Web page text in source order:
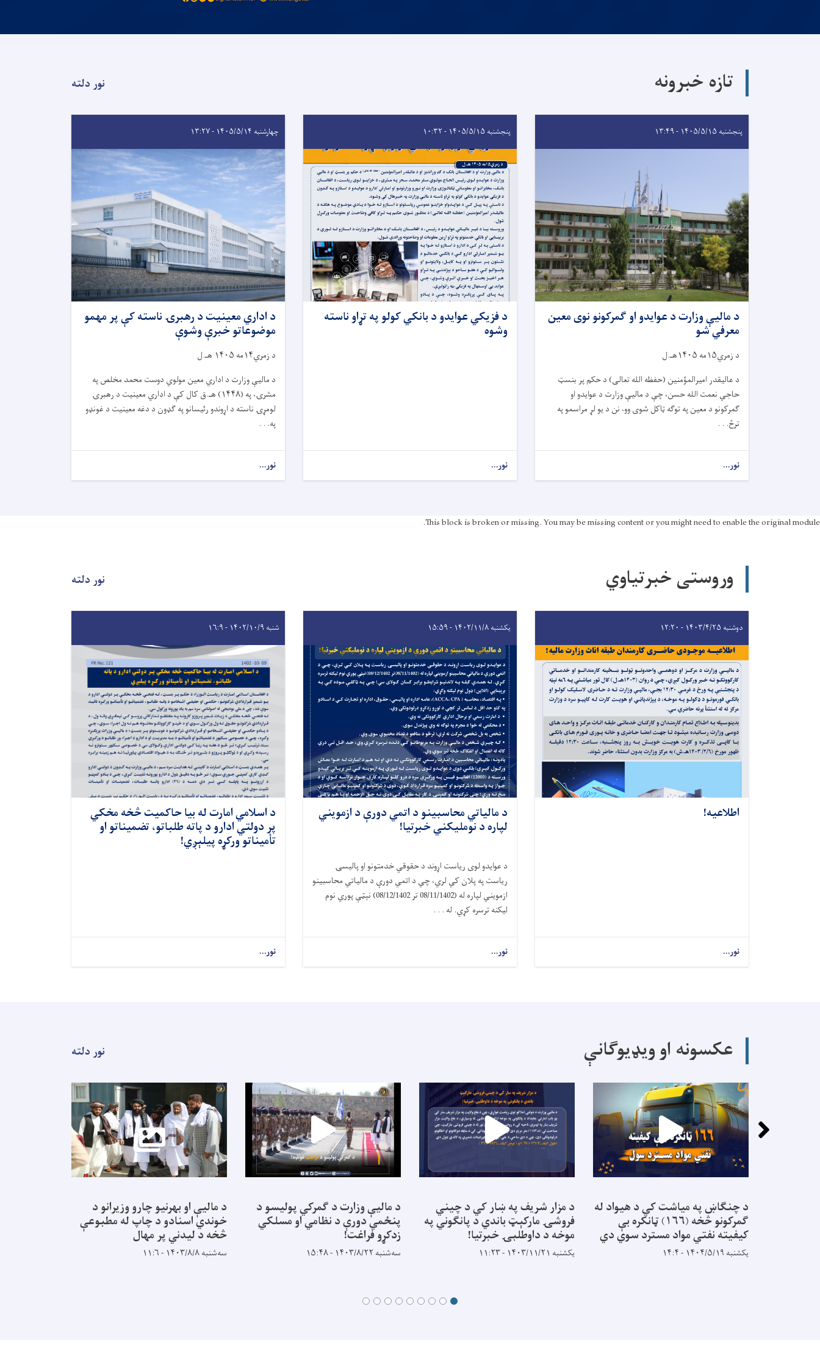
تازه خبرونه نور دلته
پنجشنبه ۱۴۰۵/۵/۱۵ - ۱۳:۴۹
د مالیې وزارت د عوایدو او ګمرکونو نوی معین
معرفي شو
د زمري۱۵مه ۱۴۰۵هـ.ل
د عالیقدر امیرالمؤمنین (حفظه الله تعالی) د حکم پر بنسټ
حاجي نعمت الله حسن، چې د مالیې وزارت د عوایدو او
ګمرکونو د معین په توګه ټاکل شوی وو، نن د یو لړ مراسمو په
ترڅ. . .
نور...
پنجشنبه ۱۴۰۵/۵/۱۵ - ۱۰:۳۲
د فزیکي عوایدو د بانکي کولو په تړاو ناسته
وشوه
نور...
چهارشنبه ۱۴۰۵/۵/۱۴ - ۱۳:۲۷
د اداري معینیت د رهبرۍ ناسته کې پر مهمو
موضوعاتو خبرې وشوې
د زمري۱۴مه ۱۴۰۵ هـ.ل
د مالیې وزارت د اداري معین مولوي دوست محمد مخلص په
مشرۍ، په (۱۴۴۸) هـ.ق کال کې د اداري معینیت د رهبرۍ
لومړۍ ناسته د اړوندو رئیسانو په ګډون د دغه معینیت د غونډو
په. . .
نور...
This block is broken or missing. You may be missing content or you might need to enable the original module.
وروستی خبرتیاوي نور دلته
دوشنبه ۱۴۰۳/۴/۲۵ - ۱۲:۲۰
اطلاعیه!
نور...
یکشنبه ۱۴۰۲/۱۱/۸ - ۱۵:۵۹
د مالياتي محاسبينو د اتمي دورې د ازمويني
لپاره د نومليکني خبرتیا!
د عوایدو لوی ریاست اړوند د حقوقي خدمتونو او پالیسۍ
ریاست په پلان کي لري، چي د اتمي دورې د مالیاتي محاسبینو
ازمویني لپاره له (08/11/1402 تر 08/12/1402) نېټې پوري نوم
لیکنه ترسره کړي. له . . .
نور...
شنبه ۱۴۰۲/۱۰/۹ - ۱۶:۹
د اسلامي امارت له بیا حاکمیت څخه مخکي
پر دولتي ادارو د پاته طلباتو، تضمیناتو او
تأمیناتو ورکړه پیلېږي!
نور...
عکسونه او ویډیوګانې نور دلته
د چنگاښ په میاشت کي د هیواد له
ګمرکونو څخه (۱۶۶) ټانکره بې
کیفیته نفتي مواد مسترد سوي دي
یکشنبه ۱۴۰۴/۵/۱۹ - ۱۴:۴
د مزار شریف په ښار کي د چیني
فروشۍ مارکېټ باندي د پانګوني په
موخه د داوطلبۍ خبرتیا!
یکشنبه ۱۴۰۳/۱۱/۲۱ - ۱۱:۲۳
د مالیې وزارت د ګمرکي پولیسو د
پنځمي دورې د نظامي او مسلکي
زدکړو فراغت!
سه‌شنبه ۱۴۰۳/۸/۲۲ - ۱۵:۴۸
د مالیې او بهرنیو چارو وزیرانو د
خوندي اسنادو د چاپ له مطبوعې
څخه د لیدني پر مهال
سه‌شنبه ۱۴۰۳/۸/۸ - ۱۱:۶